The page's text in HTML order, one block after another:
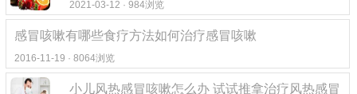
2021-03-12 · 984浏览
感冒咳嗽有哪些食疗方法如何治疗感冒咳嗽
2016-11-19 · 8064浏览
小儿风热感冒咳嗽怎么办 试试推拿治疗风热感冒